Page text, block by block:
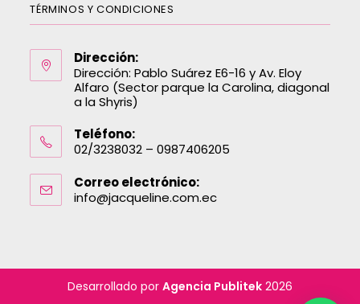
TÉRMINOS Y CONDICIONES
Dirección:
Dirección: Pablo Suárez E6-16 y Av. Eloy
Alfaro (Sector parque la Carolina, diagonal
a la Shyris)
Teléfono:
02/3238032 – 0987406205
Correo electrónico:
info@jacqueline.com.ec
Desarrollado por Agencia Publitek 2026